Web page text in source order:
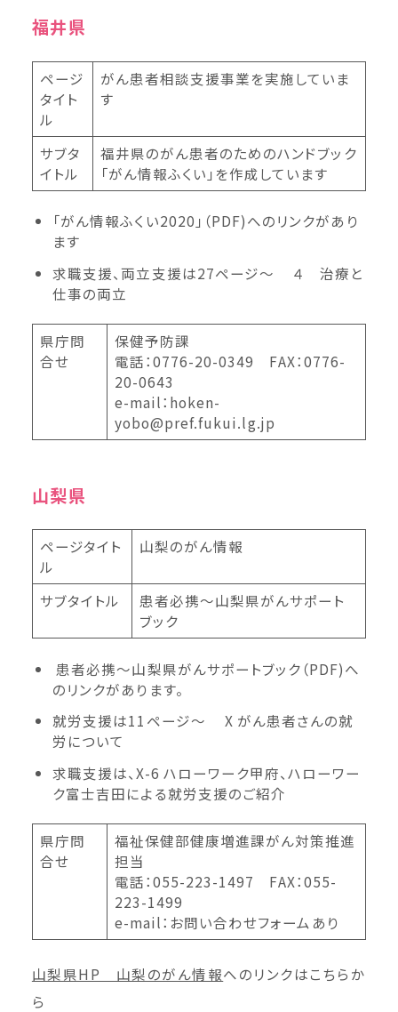
福井県
ページ
タイト
ル
がん患者相談支援事業を実施していま
す
サブタ
イトル
福井県のがん患者のためのハンドブック
「がん情報ふくい」を作成しています
「がん情報ふくい2020」（PDF)へのリンクがあり
ます
求職支援、両立支援は27ページ～ ４ 治療と
仕事の両立
県庁問
合せ
保健予防課
電話：0776-20-0349 FAX：0776-
20-0643
e-mail：hoken-
yobo@pref.fukui.lg.jp
山梨県
ページタイト
ル
山梨のがん情報
サブタイトル
患者必携～山梨県がんサポート
ブック
患者必携～山梨県がんサポートブック（PDF)へ
のリンクがあります。
就労支援は11ページ～ X がん患者さんの就
労について
求職支援は、X-6 ハローワーク甲府、ハローワー
ク富士吉田による就労支援のご紹介
県庁問
合せ
福祉保健部健康増進課がん対策推進
担当
電話：055-223-1497 FAX：055-
223-1499
e-mail：お問い合わせフォームあり
山梨県HP 山梨のがん情報へのリンクはこちら か
ら